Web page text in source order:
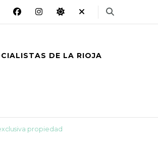
DE LA RIOJA
propiedad